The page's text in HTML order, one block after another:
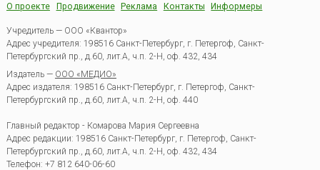
О проекте Продвижение Реклама Контакты Информеры
Учредитель — ООО «Квантор»
Адрес учредителя: 198516 Санкт-Петербург, г. Петергоф, Санкт-
Петербургский пр., д.60, лит.А, ч.п. 2-Н, оф. 432, 434
Издатель — ООО «МЕДИО»
Адрес издателя: 198516 Санкт-Петербург, г. Петергоф, Санкт-
Петербургский пр., д.60, лит.А, ч.п. 2-Н, оф. 440
Главный редактор - Комарова Мария Сергеевна
Адрес редакции: 198516 Санкт-Петербург, г. Петергоф, Санкт-
Петербургский пр., д.60, лит.А, ч.п. 2-Н, оф. 432, 434
Телефон: +7 812 640-06-60